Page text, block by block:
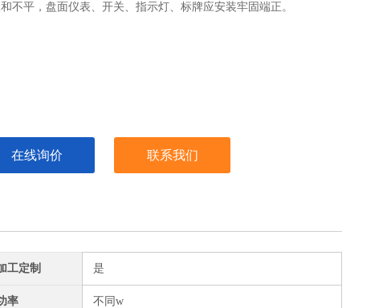
不平，盘面仪表、开关、指示灯、标牌应安装牢固端正。
在线询价 联系我们
工定制 是
率 不同w